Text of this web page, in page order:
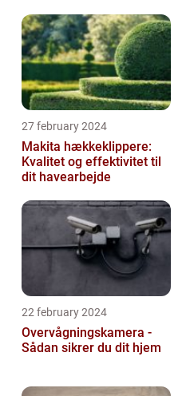
27 february 2024
Makita hækkeklippere:
Kvalitet og effektivitet til
dit havearbejde
22 february 2024
Overvågningskamera -
Sådan sikrer du dit hjem